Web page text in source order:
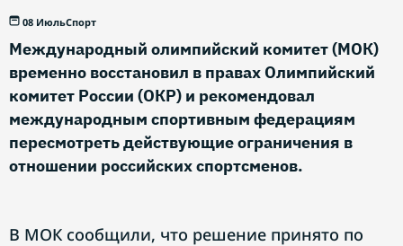
08 ИюльСпорт
Международный олимпийский комитет (МОК)
временно восстановил в правах Олимпийский
комитет России (ОКР) и рекомендовал
международным спортивным федерациям
пересмотреть действующие ограничения в
отношении российских спортсменов.
В МОК сообщили, что решение принято по